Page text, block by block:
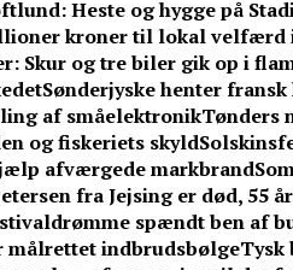
Heste og hygge på
kroner til lokal velfærd
Skur og tre biler gik op i
Sønderjyske henter
af småelektronikTønders
og fiskeriets skyld
afværgede markbrand
fra Jejsing er død, 55 år
spændt ben af
målrettet indbrudsbølge